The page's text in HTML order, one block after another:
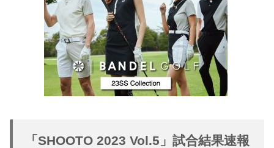
「SHOOTO 2023 Vol.5」試合結果速報